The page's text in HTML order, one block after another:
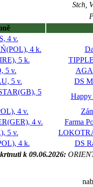
Stch,
4 v.
4 k.
5 k.
5 v.
5 v.
DS
5
Happy
4 v.
4 v.
Farma
5 v.
4 k.
DS
k 09.06.2026: